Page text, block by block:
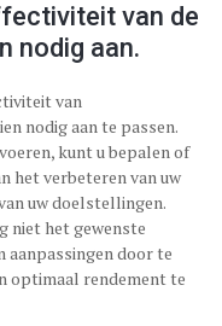
van de
nodig aan.
van
nodig aan te passen.
kunt u bepalen of
het verbeteren van uw
uw doelstellingen.
niet het gewenste
door te
optimaal rendement te